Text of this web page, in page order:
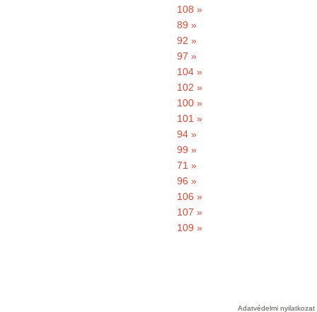
108 »
89 »
92 »
97 »
104 »
102 »
100 »
101 »
94 »
99 »
71 »
96 »
106 »
107 »
109 »
Adatvédelmi nyilatkozat